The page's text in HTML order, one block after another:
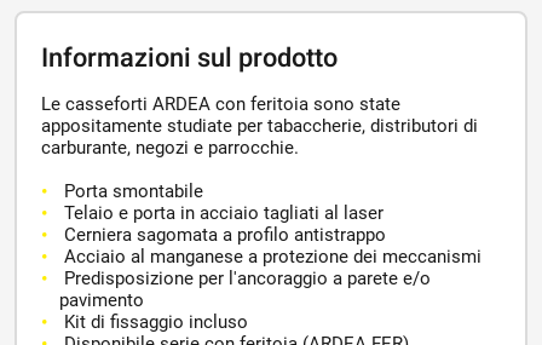
Informazioni sul prodotto
Le casseforti ARDEA con feritoia sono state
appositamente studiate per tabaccherie, distributori di
carburante, negozi e parrocchie.
Porta smontabile
Telaio e porta in acciaio tagliati al laser
Cerniera sagomata a profilo antistrappo
Acciaio al manganese a protezione dei meccanismi
Predisposizione per l'ancoraggio a parete e/o
pavimento
Kit di fissaggio incluso